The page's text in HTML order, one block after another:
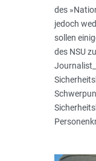
des
jedoch
sollen
des NSU